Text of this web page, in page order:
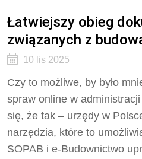
Łatwiejszy obieg
związanych z
10 lis 2025
Czy to możliwe, by było
spraw online w
się, że tak – urzędy w
narzędzia, które to
SOPAB i e-Budownictwo